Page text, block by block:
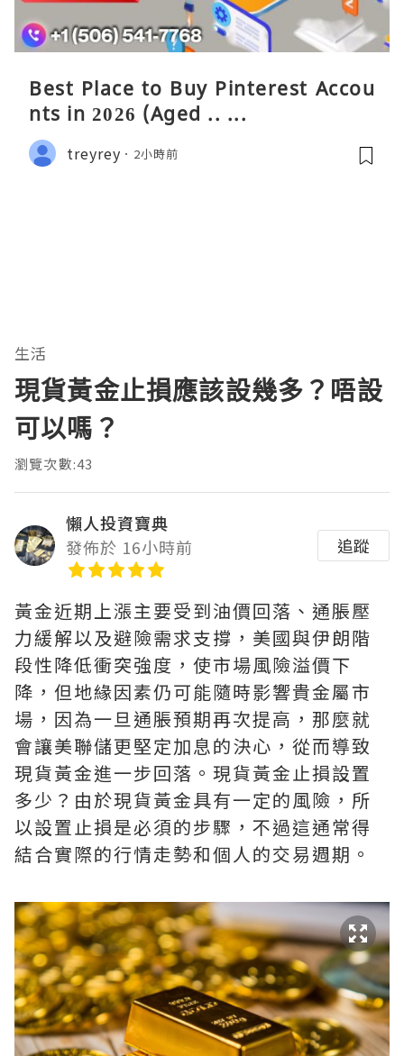
Best Place to Buy Pinterest Accou
nts in 2026 (Aged .. ...
treyrey 2小時前
生活
現貨黃金止損應該設幾多？唔設
可以嗎？
瀏覽次數:43
懶人投資寶典
發佈於 16小時前
追蹤
黃金近期上漲主要受到油價回落、通脹壓
力緩解以及避險需求支撐，美國與伊朗階
段性降低衝突強度，使市場風險溢價下
降，但地緣因素仍可能隨時影響貴金屬市
場，因為一旦通脹預期再次提高，那麼就
會讓美聯儲更堅定加息的決心，從而導致
現貨黃金進一步回落。現貨黃金止損設置
多少？由於現貨黃金具有一定的風險，所
以設置止損是必須的步驟，不過這通常得
結合實際的行情走勢和個人的交易週期。